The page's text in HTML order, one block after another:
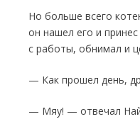
Но больше всего
он нашел его и
с работы, обнимал и
— Как прошел день,
— Мяу! — отвечал